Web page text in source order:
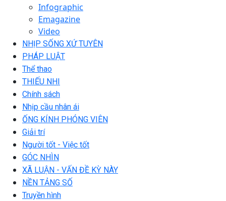
Infographic
Emagazine
Video
NHỊP SỐNG XỨ TUYÊN
PHÁP LUẬT
Thể thao
THIẾU NHI
Chính sách
Nhịp cầu nhân ái
ỐNG KÍNH PHÓNG VIÊN
Giải trí
Người tốt - Việc tốt
GÓC NHÌN
XÃ LUẬN - VẤN ĐỀ KỲ NÀY
NỀN TẢNG SỐ
Truyền hình